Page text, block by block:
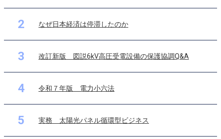
2 なぜ日本経済は停滞したのか
3 改訂新版 図説6kV高圧受電設備の保護協調Q&A
4 令和７年版 電力小六法
5 実務 太陽光パネル循環型ビジネス